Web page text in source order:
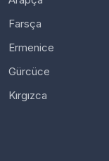
Farsça
Ermenice
Gürcüce
Kırgızca